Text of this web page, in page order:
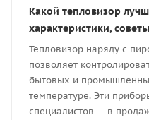
Какой тепловизор
характеристики,
Тепловизор наряду с
позволяет
бытовых и
температуре. Эти
специалистов — в